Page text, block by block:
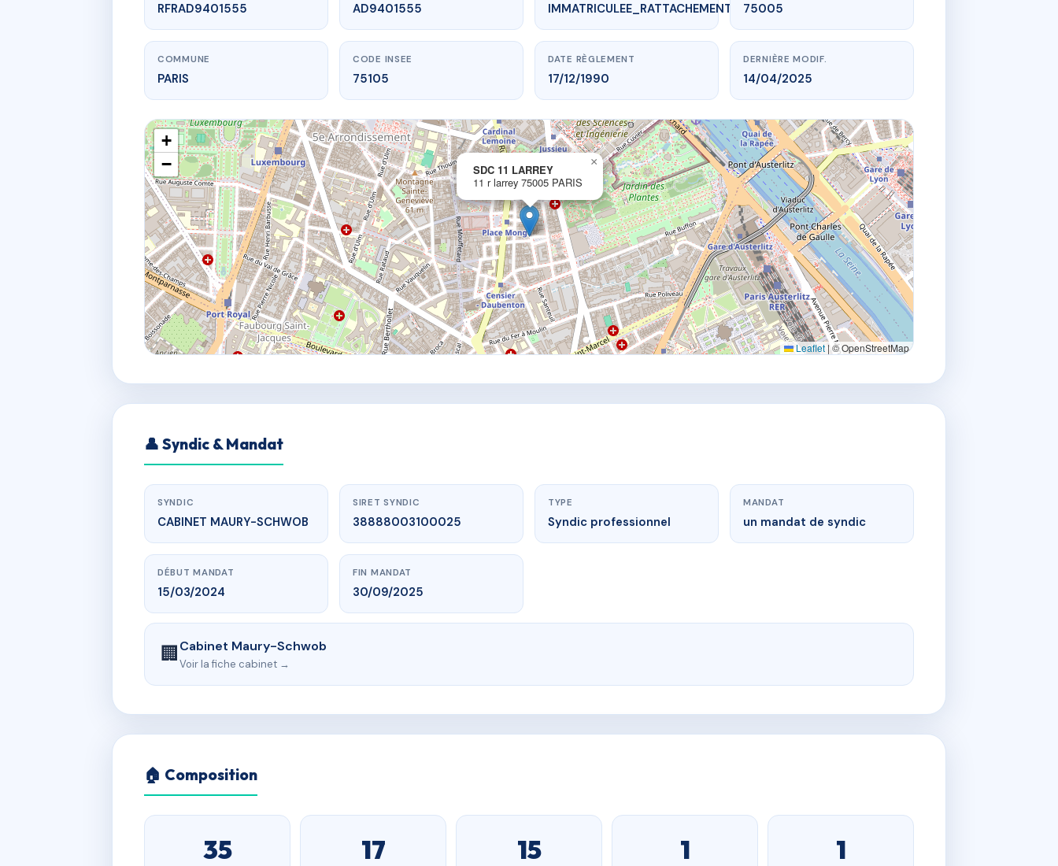
www.vme.plus/AD9401555
SDC 11 LARREY
11 r larrey75005 PARIS
RFRAD9401555 AD9401555 IMMATRICULEE_RATTACHEMENT_EXPIRE
75005
COMMUNE
PARIS
CODE INSEE
75105
DATE RÈGLEMENT
17/12/1990
DERNIÈRE MODIF.
14/04/2025
SDC 11 LARREY
11 r larrey 75005 PARIS
×
+
−
Leaflet |© OpenStreetMap
👤 Syndic & Mandat
SYNDIC
CABINET MAURY-SCHWOB
SIRET SYNDIC
38888003100025
TYPE
Syndic professionnel
MANDAT
un mandat de syndic
DÉBUT MANDAT
15/03/2024
FIN MANDAT
30/09/2025
🏢Cabinet Maury-Schwob
Voir la fiche cabinet →
🏠 Composition
35 17 15 1 1